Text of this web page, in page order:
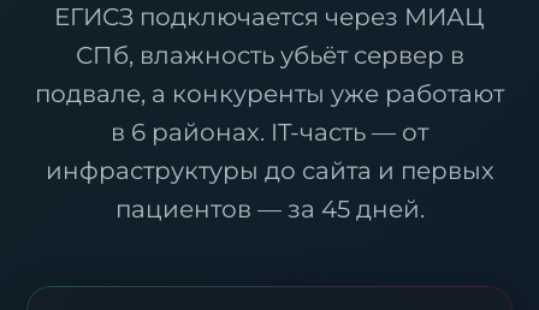
ЕГИСЗ подключается через МИАЦ
СПб, влажность убьёт сервер в
подвале, а конкуренты уже работают
в 6 районах. IT-часть — от
инфраструктуры до сайта и первых
пациентов — за 45 дней.